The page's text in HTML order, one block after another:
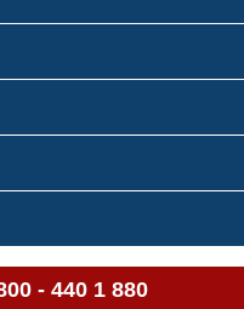
- 440 1 880